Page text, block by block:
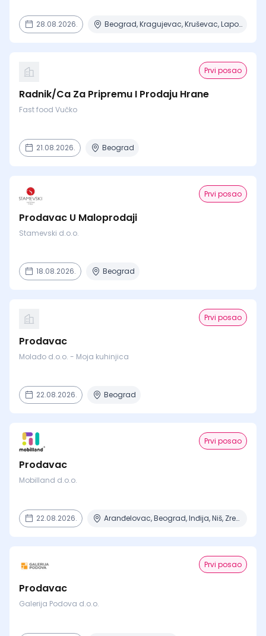
28.08.2026. Beograd, Kragujevac, Kruševac, Lapovo, Niš + 4 mesta
Prvi posao
Radnik/Ca Za Pripremu I Prodaju Hrane
Fast food Vučko
21.08.2026. Beograd
Prvi posao
Prodavac U Maloprodaji
Stamevski d.o.o.
18.08.2026. Beograd
Prvi posao
Prodavac
Molađo d.o.o. - Moja kuhinjica
22.08.2026. Beograd
Prvi posao
Prodavac
Mobilland d.o.o.
22.08.2026. Aranđelovac, Beograd, Inđija, Niš, Zrenjanin
Prvi posao
Prodavac
Galerija Podova d.o.o.